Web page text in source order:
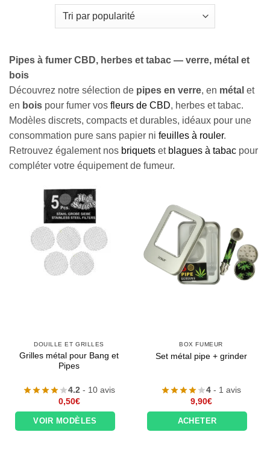
Pipes à fumer CBD, herbes et tabac — verre, métal et
bois
Découvrez notre sélection de pipes en verre, en métal et
en bois pour fumer vos fleurs de CBD, herbes et tabac.
Modèles discrets, compacts et durables, idéaux pour une
consommation pure sans papier ni feuilles à rouler.
Retrouvez également nos briquets et blagues à tabac pour
compléter votre équipement de fumeur.
DOUILLE ET GRILLES
Grilles métal pour Bang et
Pipes
4.2 - 10 avis
0,50€
VOIR MODÈLES
BOX FUMEUR
Set métal pipe + grinder
4 - 1 avis
9,90€
ACHETER